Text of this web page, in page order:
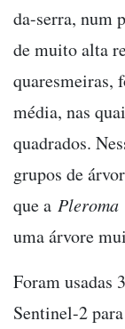
da-serra, num
de muito alta
quaresmeiras,
média, nas
quadrados.
grupos de
que a Pleroma
uma árvore
Foram usadas
Sentinel-2